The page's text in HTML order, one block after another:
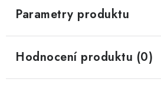
Parametry produktu
Hodnocení produktu (0)